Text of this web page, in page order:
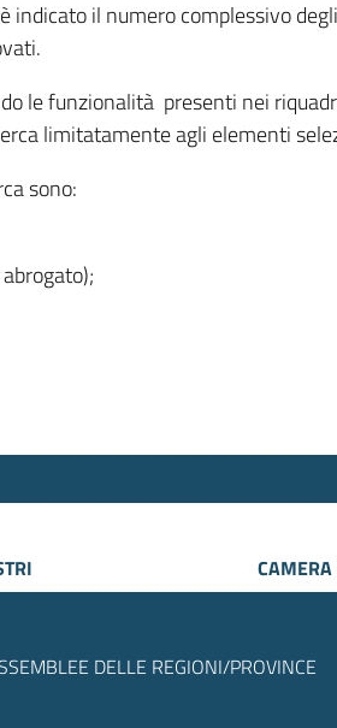
indicato il numero complessivo
le funzionalità presenti nei
limitatamente agli elementi
sono:
CAMERA
DELLE REGIONI/PROVINCE